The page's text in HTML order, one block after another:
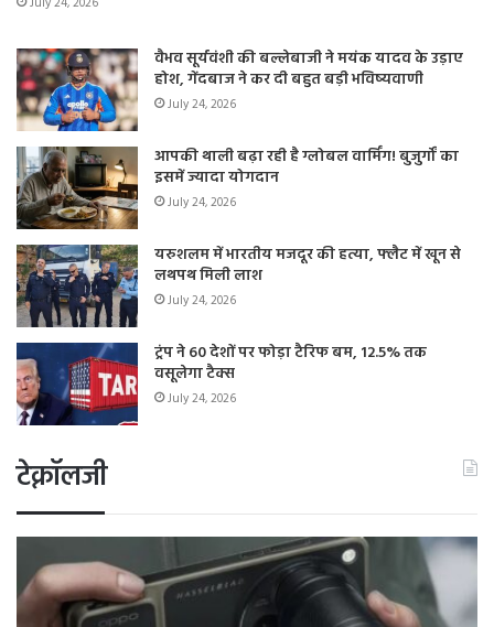
वैभव सूर्यवंशी की बल्लेबाजी ने मयंक यादव के उड़ाए
होश, गेंदबाज ने कर दी बहुत बड़ी भविष्यवाणी
July 24, 2026
आपकी थाली बढ़ा रही है ग्लोबल वार्मिंग! बुजुर्गों का
इसमें ज्यादा योगदान
July 24, 2026
यरुशलम में भारतीय मजदूर की हत्या, फ्लैट में खून से
लथपथ मिली लाश
July 24, 2026
ट्रंप ने 60 देशों पर फोड़ा टैरिफ बम, 12.5% तक
वसूलेगा टैक्स
July 24, 2026
टेक्नॉलजी